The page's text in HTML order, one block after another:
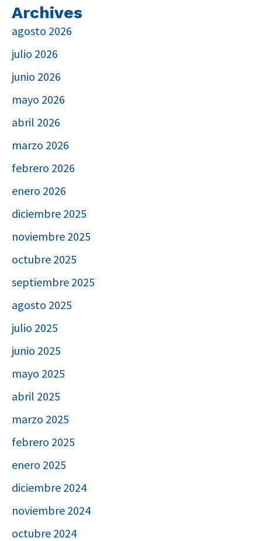
Archives
agosto 2026
julio 2026
junio 2026
mayo 2026
abril 2026
marzo 2026
febrero 2026
enero 2026
diciembre 2025
noviembre 2025
octubre 2025
septiembre 2025
agosto 2025
julio 2025
junio 2025
mayo 2025
abril 2025
marzo 2025
febrero 2025
enero 2025
diciembre 2024
noviembre 2024
octubre 2024